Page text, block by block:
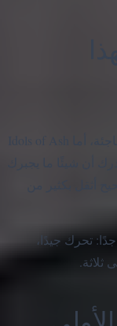
تحرك جيدًا،
ثلاثة.